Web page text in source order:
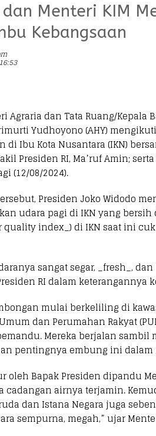
dan Menteri KIM
Kebangsaan
Agraria dan Tata Ruang/Kepala
Yudhoyono (AHY)
di Ibu Kota Nusantara (IKN)
Presiden RI, Ma’ruf Amin;
(12/08/2024).
Presiden Joko Widodo
udara pagi di IKN yang
quality index_) di IKN saat ini
sangat segar, _fresh_,
RI dalam keterangannya
mulai berkeliling di
dan Perumahan Rakyat
Mereka berjalan
pentingnya embung ini
oleh Bapak Presiden dipandu
cadangan airnya terjamin.
dan Istana Negara juga
sempurna, megah,” ujar